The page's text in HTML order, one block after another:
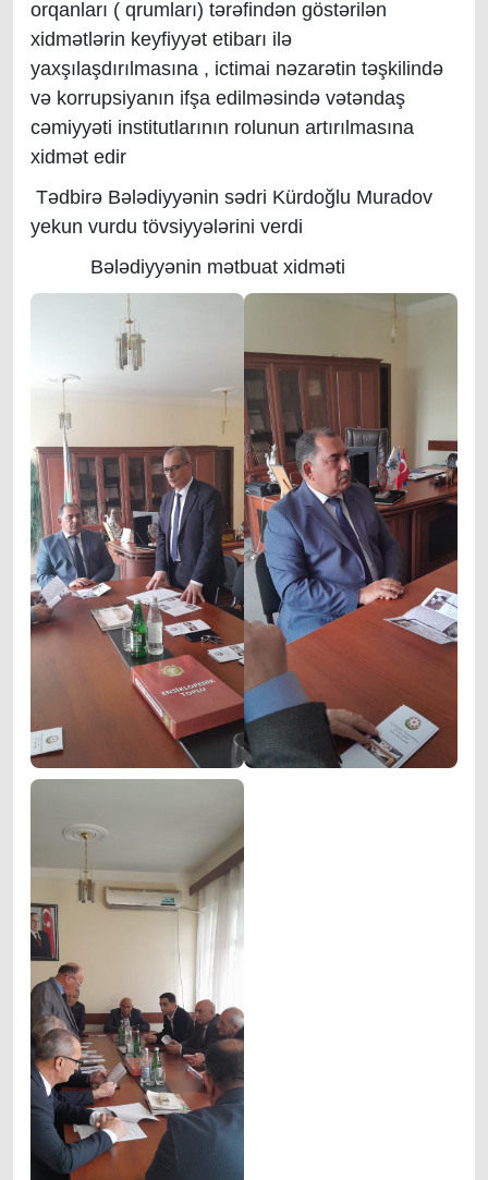
orqanları ( qrumları) tərəfindən göstərilən
xidmətlərin keyfiyyət etibarı ilə
yaxşılaşdırılmasına , ictimai nəzarətin təşkilində
və korrupsiyanın ifşa edilməsində vətəndaş
cəmiyyəti institutlarının rolunun artırılmasına
xidmət edir
Tədbirə Bələdiyyənin sədri Kürdoğlu Muradov
yekun vurdu tövsiyyələrini verdi
Bələdiyyənin mətbuat xidməti